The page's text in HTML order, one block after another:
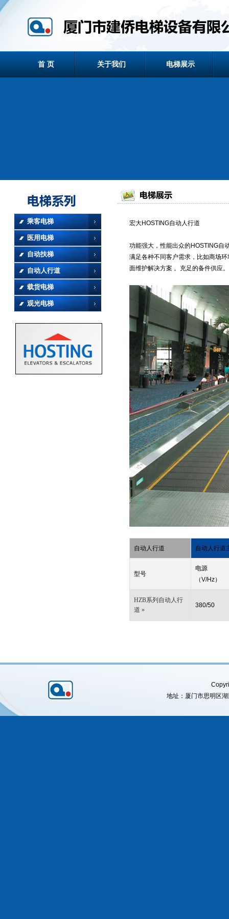
首 页 关于我们 电梯展示
乘客电梯
医用电梯
自动扶梯
自动人行道
载货电梯
观光电梯
宏大HOSTING自动人行道
功能强大，性能出众的HOSTING自
满足各种不同客户需求，比如商场
面维护解决方案 。充足的备件供应。
自动人行道 自动人行道
型号
电源
（V/Hz）
HZB系列自动人行
道 »
380/50
地址：厦门市思明区